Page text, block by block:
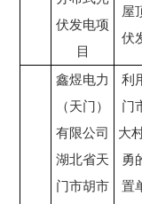
伏发电项
目
屋
伏
鑫煜电力
（天门）
有限公司
湖北省天
门市胡市
利
门
大
勇
置